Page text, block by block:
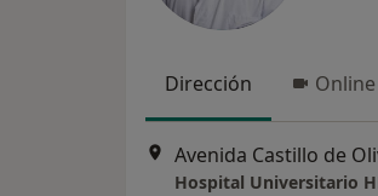
Dirección Online
Hospital Universitario